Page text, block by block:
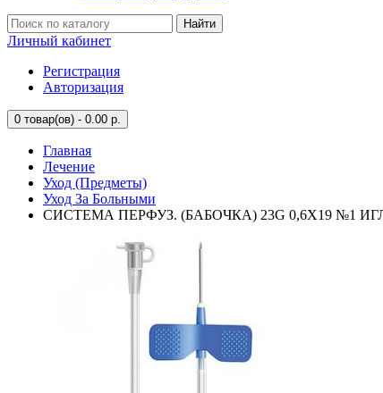
Найти
Личный кабинет
Регистрация
Авторизация
0 товар(ов) - 0.00 р.
Главная
Лечение
Уход (Предметы)
Уход За Больными
СИСТЕМА ПЕРФУЗ. (БАБОЧКА) 23G 0,6Х19 №1